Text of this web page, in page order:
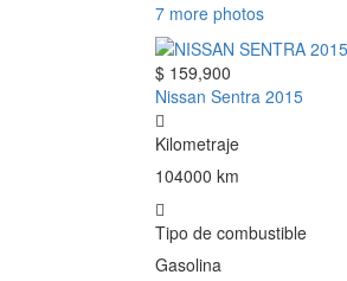
7 more photos
$ 159,900
Nissan Sentra 2015
Kilometraje
104000 km
Tipo de combustible
Gasolina